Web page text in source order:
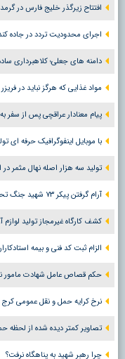
افتتاح زیرگذر خلیج فارس در
اجرای محدودیت تردد در جاده کندوان و
دامنه های جعلی؛ کلاهبرداری
مواد غذایی که هرگز نباید در
پیام معنادار عراقچی پس از
با موبایل اینفوگرافیک حرفه ای
تولید سه هزار اصله نهال مثمر در
آرام گرفتن پیکر ۷۳ شهید جنگ تحمیلی در جوار امامزادگان استان البرز
کشف کارگاه غیرمجاز تولید
الزام ثبت کد فنی و بیمه
حکم قصاص عامل شهادت مامور
نرخ کرایه حمل و نقل عمومی کرج
تصاویر کمتر دیده شده از لحظه حمله
چرا رهبر شهید به پناهگاه نرفت؟